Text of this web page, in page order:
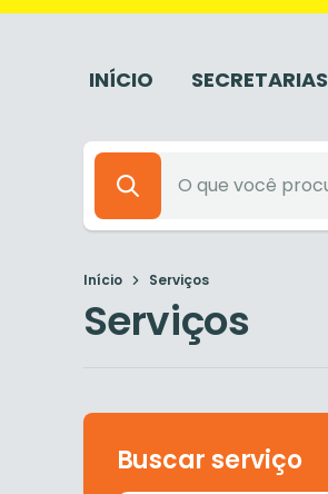
INÍCIO SECRETARIAS
Início Serviços
Serviços
Buscar serviço